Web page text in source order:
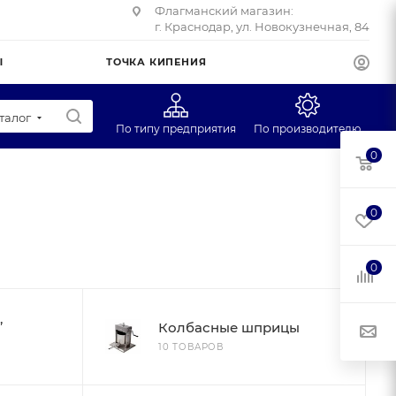
Флагманский магазин:
г. Краснодар, ул. Новокузнечная, 84
ТОЧКА КИПЕНИЯ
По типу предприятия По производителю
Колбасные шприцы
10 ТОВАРОВ
0
0
0